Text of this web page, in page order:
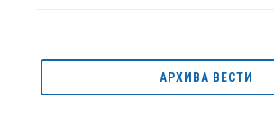
АРХИВА ВЕСТИ